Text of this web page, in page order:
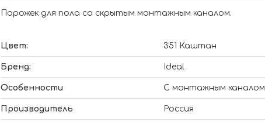
Порожек для пола со скрытым монтажным каналом.
Цвет: 351 Каштан
Бренд: Ideal
Особенности С монтажным каналом
Производитель Россия